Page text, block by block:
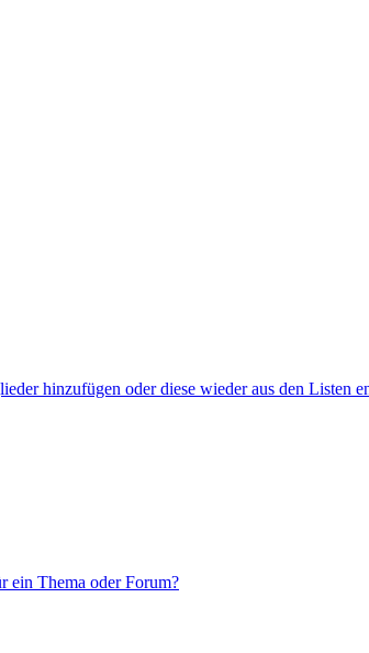
hinzufügen oder diese wieder aus den Listen
ein Thema oder Forum?